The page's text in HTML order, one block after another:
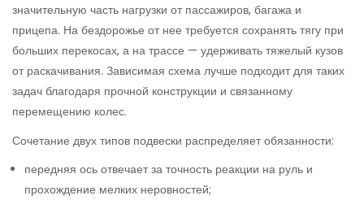
значительную часть нагрузки от пассажиров, багажа и
прицепа. На бездорожье от нее требуется сохранять тягу при
больших перекосах, а на трассе — удерживать тяжелый кузов
от раскачивания. Зависимая схема лучше подходит для таких
задач благодаря прочной конструкции и связанному
перемещению колес.
Сочетание двух типов подвески распределяет обязанности:
передняя ось отвечает за точность реакции на руль и
прохождение мелких неровностей;